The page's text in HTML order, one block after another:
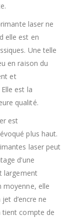
laser ne
elle est en
Une telle
en raison du
et
Elle est la
qualité.
est
plus haut.
laser peut
d’une
largement
moyenne, elle
d’encre ne
tient compte de